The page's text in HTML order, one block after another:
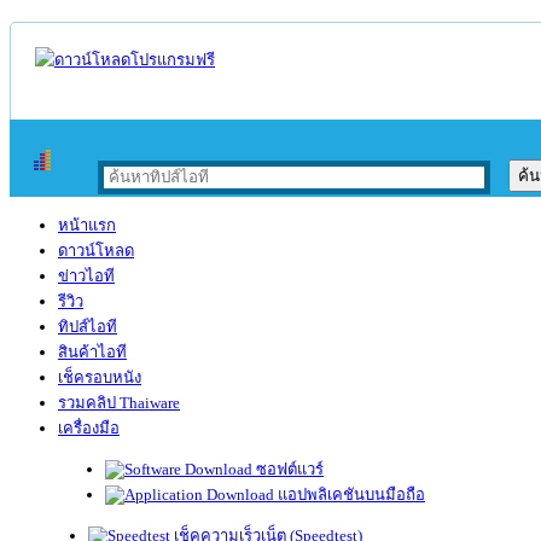
หน้าแรก
ดาวน์โหลด
ข่าวไอที
รีวิว
ทิปส์ไอที
สินค้าไอที
เช็ครอบหนัง
รวมคลิป Thaiware
เครื่องมือ
ซอฟต์แวร์
แอปพลิเคชันบนมือถือ
เช็คความเร็วเน็ต (Speedtest)